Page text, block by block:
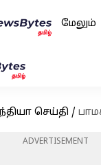
மேலும்
செய்தி / பாமக நிறுவனர்
ADVERTISEMENT